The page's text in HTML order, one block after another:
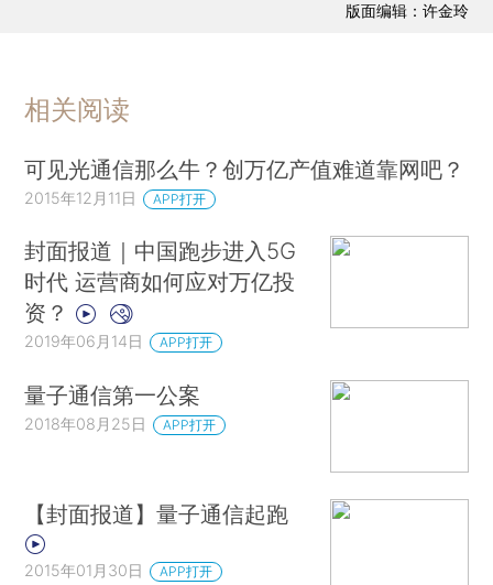
版面编辑：许金玲
相关阅读
可见光通信那么牛？创万亿产值难道靠网吧？
2015年12月11日 APP打开
封面报道｜中国跑步进入5G
时代 运营商如何应对万亿投
资？
2019年06月14日 APP打开
量子通信第一公案
2018年08月25日 APP打开
【封面报道】量子通信起跑
2015年01月30日 APP打开